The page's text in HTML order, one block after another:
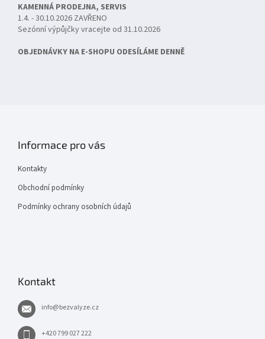
KAMENNÁ PRODEJNA, SERVIS
1.4. - 30.10.2026 ZAVŘENO
Sezónní výpůjčky vracejte od 31.10.2026
OBJEDNÁVKY NA E-SHOPU ODESÍLÁME DENNĚ
Informace pro vás
Kontakty
Obchodní podmínky
Podmínky ochrany osobních údajů
Kontakt
info@bezvalyze.cz
+420 799 027 222